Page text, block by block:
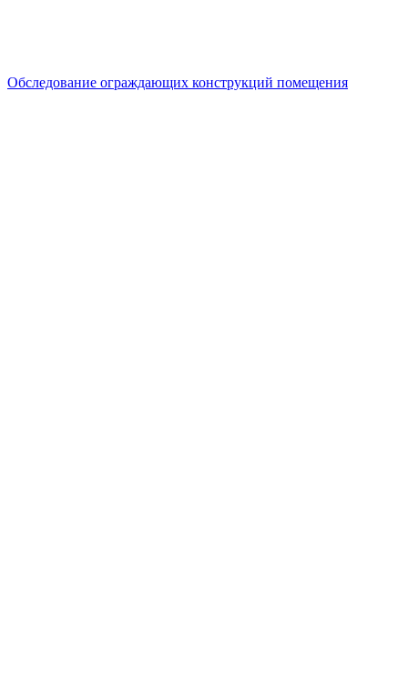
Обследование ограждающих конструкций помещения